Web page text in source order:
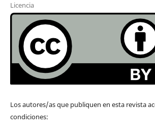
Licencia
Los autores/as que publiquen en esta revista
condiciones: